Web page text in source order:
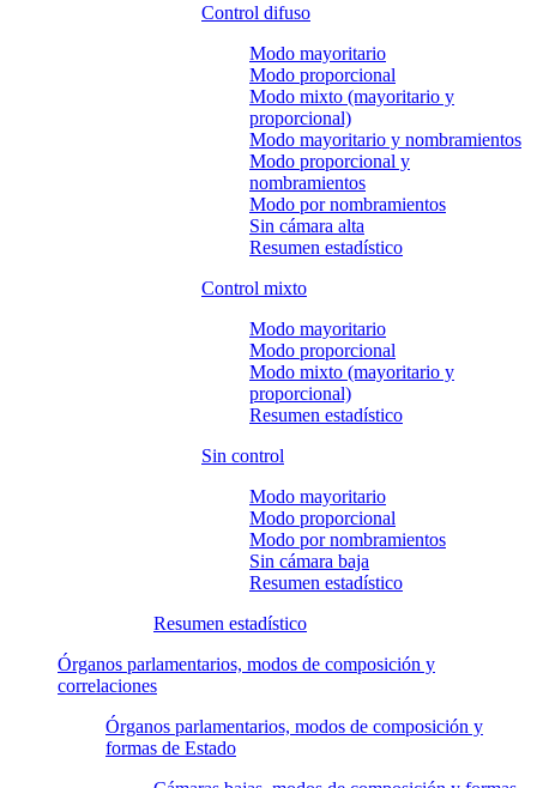
Control difuso
Modo mayoritario
Modo proporcional
Modo mixto (mayoritario y
proporcional)
Modo mayoritario y nombramientos
Modo proporcional y
nombramientos
Modo por nombramientos
Sin cámara alta
Resumen estadístico
Control mixto
Modo mayoritario
Modo proporcional
Modo mixto (mayoritario y
proporcional)
Resumen estadístico
Sin control
Modo mayoritario
Modo proporcional
Modo por nombramientos
Sin cámara baja
Resumen estadístico
Resumen estadístico
Órganos parlamentarios, modos de composición y
correlaciones
Órganos parlamentarios, modos de composición y
formas de Estado